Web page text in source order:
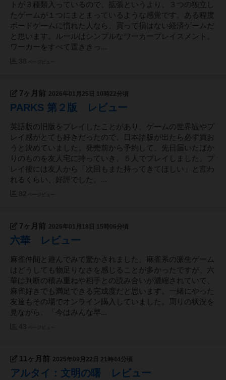
トが３種類入っているので、拡張というより、３つの独立し
たゲームが１つにまとまっているような感覚です。ある程度
ボードゲームに慣れた人なら、買って損はない経済ゲームだ
と思います。ルールはシンプルなワーカープレイスメント。
ワーカーをすべて置ききっ...
7ヶ月前 2026年01月25日 10時22分頃
PARKS 第２版 レビュー
英語版の旧版をプレイしたことがあり、ゲームの世界観やプ
レイ感がとても好きだったので、日本語版が出たら必ず買お
うと決めていました。発売前から予約して、先日届いたばか
りのものを友人宅に持っていき、５人でプレイしました。プ
レイ後には友人から「次回もまた持ってきてほしい」と言わ
れるくらい、好評でした。...
7ヶ月前 2026年01月18日 15時06分頃
六華 レビュー
麻雀仲間と遊んでみて驚かされました。麻雀系の派生ゲーム
はどうしても物足りなさを感じることが多かったですが、六
華は判断の積み重ねや相手との読み合いが濃縮されていて、
麻雀好きでも満足できる完成度だと思います。一緒にやった
友達もその場でオンライン購入していました。周りの状況を
見ながら、「今はみんな早...
11ヶ月前 2025年09月22日 21時44分頃
アルタイ：文明の曙 レビュー